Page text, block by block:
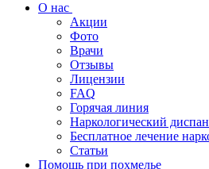
О нас
Акции
Фото
Врачи
Отзывы
Лицензии
FAQ
Горячая линия
Наркологический
Бесплатное лечение
Статьи
Помощь при похмелье